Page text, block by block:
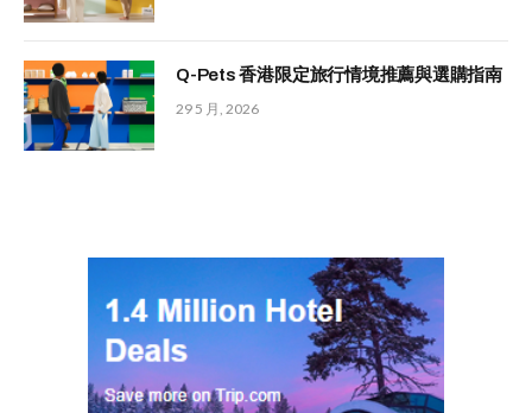
Q-Pets 香港限定旅行情境推薦與選購指南
29 5 月, 2026